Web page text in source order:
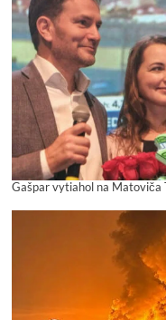
Gašpar vytiahol na Matoviča